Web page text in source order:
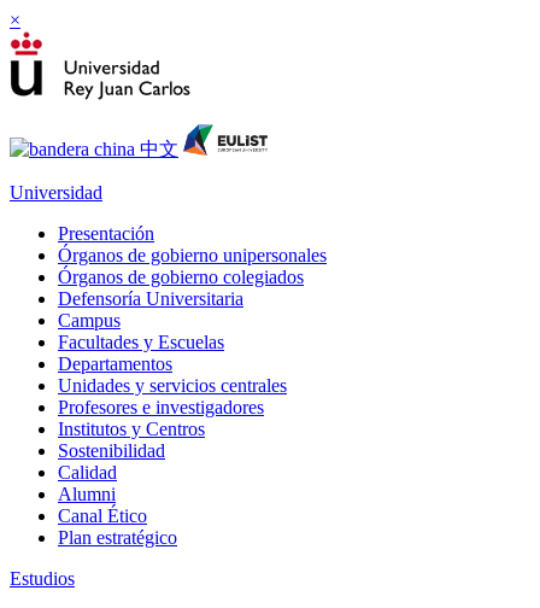
×
Universidad
Presentación
Órganos de gobierno unipersonales
Órganos de gobierno colegiados
Defensoría Universitaria
Campus
Facultades y Escuelas
Departamentos
Unidades y servicios centrales
Profesores e investigadores
Institutos y Centros
Sostenibilidad
Calidad
Alumni
Canal Ético
Plan estratégico
Estudios